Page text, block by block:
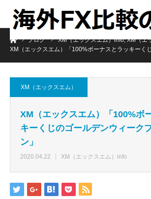
ホームブログ XM（エックスエム）info, XM（エ
XM（エックスエム）「100%ボーナスとラッキーく
XM（エックスエム）
XM（エックスエム）「100%ボ
キーくじのゴールデンウィーク
ン」
2020.04.22 XM（エックスエム）info